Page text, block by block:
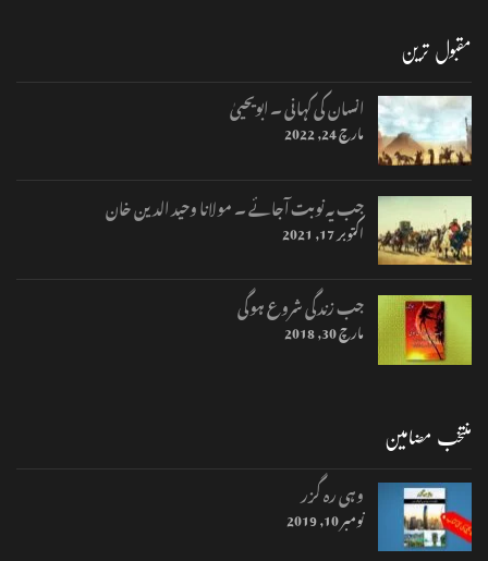
مقبول ترین
انسان کی کہانی ۔ ابویحییٰ
مارچ 24, 2022
جب یہ نوبت آجائے ۔ مولانا وحید الدین خان
اکتوبر 17, 2021
جب زندگی شروع ہوگی
مارچ 30, 2018
منتخب مضامین
وہی رہ گزر
نومبر 10, 2019